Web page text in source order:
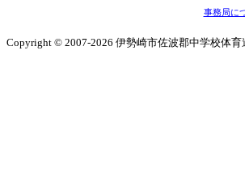
事務局に
Copyright © 2007-2026 伊勢崎市佐波郡中学校体育